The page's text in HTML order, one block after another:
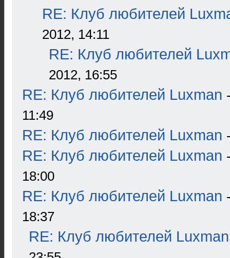
RE: Клуб любителей
2012, 14:11
RE: Клуб любителей
2012, 16:55
RE: Клуб любителей Luxman
11:49
RE: Клуб любителей Luxman
RE: Клуб любителей Luxman
18:00
RE: Клуб любителей Luxman
18:37
RE: Клуб любителей Luxman